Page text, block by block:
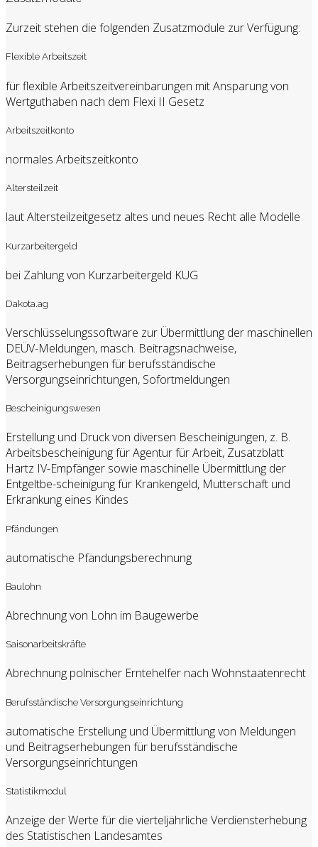
Zurzeit stehen die folgenden Zusatzmodule zur Verfügung:
Flexible Arbeitszeit
für flexible Arbeitszeitvereinbarungen mit Ansparung von
Wertguthaben nach dem Flexi II Gesetz
Arbeitszeitkonto
normales Arbeitszeitkonto
Altersteilzeit
laut Altersteilzeitgesetz altes und neues Recht alle Modelle
Kurzarbeitergeld
bei Zahlung von Kurzarbeitergeld KUG
Dakota.ag
Verschlüsselungssoftware zur Übermittlung der maschinellen
DEÜV-Meldungen, masch. Beitragsnachweise,
Beitragserhebungen für berufsständische
Versorgungseinrichtungen, Sofortmeldungen
Bescheinigungswesen
Erstellung und Druck von diversen Bescheinigungen, z. B.
Arbeitsbescheinigung für Agentur für Arbeit, Zusatzblatt
Hartz IV-Empfänger sowie maschinelle Übermittlung der
Entgeltbe-scheinigung für Krankengeld, Mutterschaft und
Erkrankung eines Kindes
Pfändungen
automatische Pfändungsberechnung
Baulohn
Abrechnung von Lohn im Baugewerbe
Saisonarbeitskräfte
Abrechnung polnischer Erntehelfer nach Wohnstaatenrecht
Berufsständische Versorgungseinrichtung
automatische Erstellung und Übermittlung von Meldungen
und Beitragserhebungen für berufsständische
Versorgungseinrichtungen
Statistikmodul
Anzeige der Werte für die vierteljährliche Verdiensterhebung
des Statistischen Landesamtes